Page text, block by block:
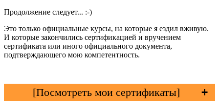
Продолжение следует... :-)
Это только официальные курсы, на которые я ездил вживую.
И которые закончились сертификацией и вручением
сертификата или иного официального документа,
подтверждающего мою компетентность.
[Посмотреть мои сертификаты]